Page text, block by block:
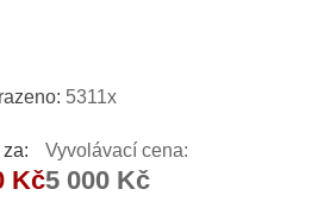
5311x
Kč
Vyvolávací cena:
5 000 Kč